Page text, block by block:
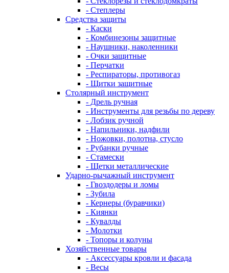
- Степлеры
Средства защиты
- Каски
- Комбинезоны защитные
- Наушники, наколенники
- Очки защитные
- Перчатки
- Респираторы, противогаз
- Щитки защитные
Столярный инструмент
- Дрель ручная
- Инструменты для резьбы по дереву
- Лобзик ручной
- Напильники, надфили
- Ножовки, полотна, стусло
- Рубанки ручные
- Стамески
- Щетки металлические
Ударно-рычажный инструмент
- Гвоздодеры и ломы
- Зубила
- Кернеры (буравчики)
- Киянки
- Кувалды
- Молотки
- Топоры и колуны
Хозяйственные товары
- Аксессуары кровли и фасада
- Весы